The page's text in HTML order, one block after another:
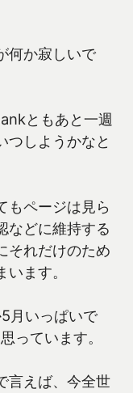
何か寂しいで
ともあと一週
つしようかなと
もページは見ら
などに維持する
それだけのため
ます。
月いっぱいで
っています。
言えば、今全世